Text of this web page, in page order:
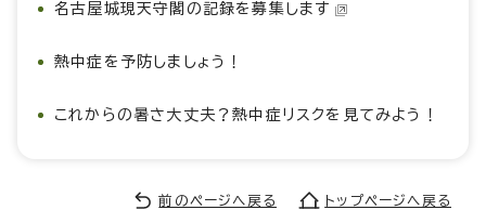
名古屋城現天守閣の記録を募集します
熱中症を予防しましょう！
これからの暑さ大丈夫？熱中症リスクを見てみよう！
前のページへ戻る トップページへ戻る